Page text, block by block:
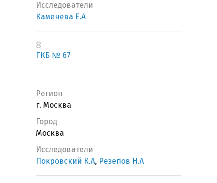
Исследователи
Каменева Е.А
8
ГКБ № 67
Регион
г. Москва
Город
Москва
Исследователи
Покровский К.А, Резепов Н.А